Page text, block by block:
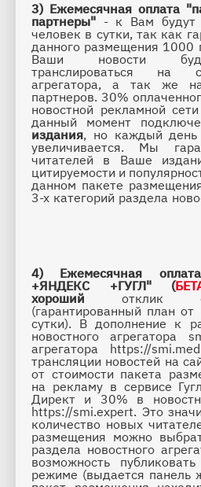
3) Ежемесячная оплата
партнеры" - к Вам будут
человек в сутки, так как
данного размещения 1000
Ваши новости
транслироваться на
агрегатора, а так же
партнеров. 30%
новостной рекламной сети
данный момент
издания, но каждый день
увеличивается. Мы
читателей в Ваше
цитируемости и
данном пакете
3-х категорий раздела
4)
Ежемесячная
+ЯНДЕКС +ГУГЛ" (
хороший отклик
(гарантированный план
сутки). В дополнение к
новостного агрегатора
агрегатора https://
трансляции новостей на
от стоимости пакета
на рекламу в сервисе
https://smi.expert. Это
количество новых
размещения можно
раздела новостного
возможность
режиме (выдается панель